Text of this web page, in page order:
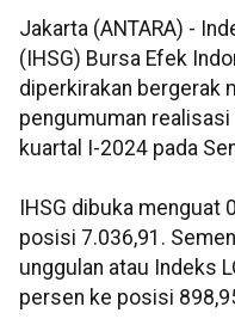
Jakarta (ANTARA) -
(IHSG) Bursa Efek
diperkirakan bergerak
pengumuman
kuartal I-2024 pada
IHSG dibuka menguat
posisi 7.036,91.
unggulan atau Indeks
persen ke posisi